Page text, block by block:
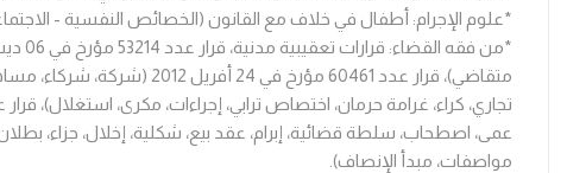
*علوم الإجرام: أطفال في خلاف مع القانون (الخصائص النفسية -
مواصفات، مبدأ الإنصاف).